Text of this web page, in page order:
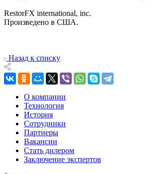
RestorFX international, inc.
Произведено в США.
Назад к списку
О компании
Технология
История
Сотрудники
Партнеры
Вакансии
Стать дилером
Заключение экспертов